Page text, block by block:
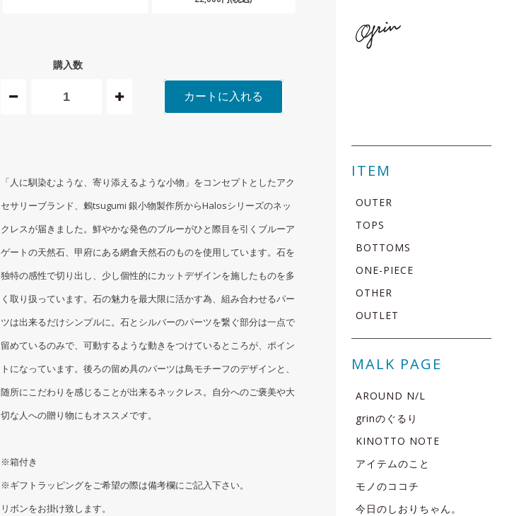
ITEM
OUTER
TOPS
BOTTOMS
ONE-PIECE
OTHER
OUTLET
MALK PAGE
AROUND N/L
grinのぐるり
KINOTTO NOTE
アイテムのこと
モノのココチ
今日のしおりちゃん。
購入数
カートに入れる
「人に馴染むような、寄り添えるような小物」をコンセプトとしたアク
セサリーブランド、鶫tsugumi 銀小物製作所からHalosシリーズのネッ
クレスが届きました。鮮やかな発色のブルーがひと際目を引くブルーア
ゲートの天然石、甲府にある網倉天然石のものを使用しています。石を
独特の感性で切り出し、少し個性的にカットデザインを施したものを多
く取り扱っています。石の魅力を最大限に活かす為、組み合わせるパー
ツは出来るだけシンプルに。石とシルバーのパーツを繋ぐ部分は一点で
留めているのみで、可動するような動きをつけているところが、ポイン
トになっています。後ろの留め具のパーツは鳥モチーフのデザインと、
随所にこだわりを感じることが出来るネックレス。自分へのご褒美や大
切な人への贈り物にもオススメです。
※箱付き
※ギフトラッピングをご希望の際は備考欄にご記入下さい。
リボンをお掛け致します。